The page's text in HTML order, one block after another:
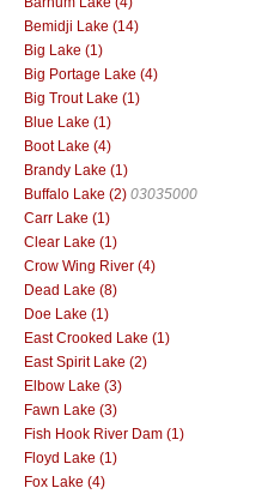
Bemidji Lake (14)
Big Lake (1)
Big Portage Lake (4)
Big Trout Lake (1)
Blue Lake (1)
Boot Lake (4)
Brandy Lake (1)
Buffalo Lake (2) 03035000
Carr Lake (1)
Clear Lake (1)
Crow Wing River (4)
Dead Lake (8)
Doe Lake (1)
East Crooked Lake (1)
East Spirit Lake (2)
Elbow Lake (3)
Fawn Lake (3)
Fish Hook River Dam (1)
Floyd Lake (1)
Fox Lake (4)